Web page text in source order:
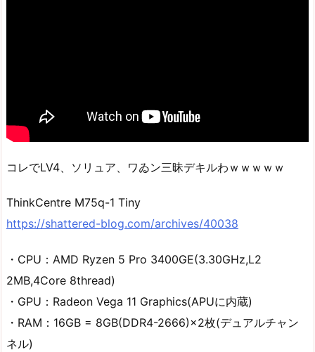
コレでLV4、ソリュア、ワゐン三昧デキルわｗｗｗｗｗ
ThinkCentre M75q-1 Tiny
https://shattered-blog.com/archives/40038
・CPU：AMD Ryzen 5 Pro 3400GE(3.30GHz,L2
2MB,4Core 8thread)
・GPU：Radeon Vega 11 Graphics(APUに内蔵)
・RAM：16GB = 8GB(DDR4-2666)×2枚(デュアルチャン
ネル)